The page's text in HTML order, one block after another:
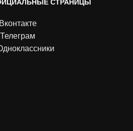
СТРАНИЦЫ
Вконтакте
Телеграм